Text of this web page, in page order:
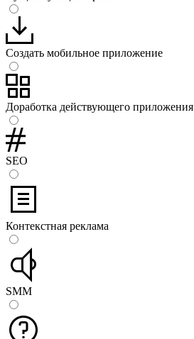
Cоздать мобильное приложение
Доработка действующего приложения
SEO
Контекстная реклама
SMM